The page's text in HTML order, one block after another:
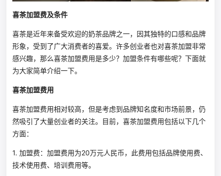
喜茶加盟费及条件
喜茶是近年来备受欢迎的奶茶品牌之一，因其独特的口感和品牌
形象，受到了广大消费者的喜爱。许多创业者也对喜茶加盟非常
感兴趣，那么喜茶加盟费用是多少？加盟条件有哪些呢？下面就
为大家简单介绍一下。
喜茶加盟费用
喜茶加盟费用相对较高，但是考虑到品牌知名度和市场前景，仍
然吸引了大量创业者的关注。目前，喜茶加盟费用包括以下几个
方面：
1. 加盟费：加盟费用为20万元人民币，此费用包括品牌使用费、
技术使用费、培训费用等。